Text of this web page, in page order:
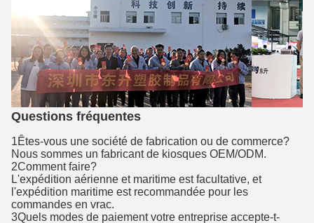
Questions fréquentes
1Êtes-vous une société de fabrication ou de commerce?
Nous sommes un fabricant de kiosques OEM/ODM.
2Comment faire?
L'expédition aérienne et maritime est facultative, et
l'expédition maritime est recommandée pour les
commandes en vrac.
3Quels modes de paiement votre entreprise accepte-t-